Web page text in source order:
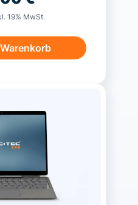
19% MwSt.